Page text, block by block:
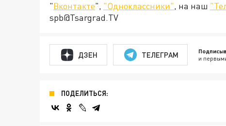
"Вконтакте", "Одноклассники", на наш
spb@Tsargrad.TV
ДЗЕН ТЕЛЕГРАМ и
ПОДЕЛИТЬСЯ: